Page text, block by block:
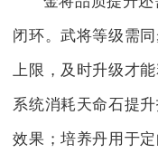
闭环。武将等级需
上限，及时升级才
系统消耗天命石提
效果；培养丹用于